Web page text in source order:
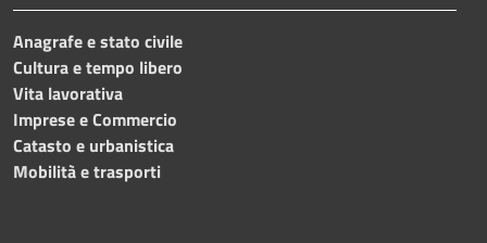
Anagrafe e stato civile
Cultura e tempo libero
Vita lavorativa
Imprese e Commercio
Catasto e urbanistica
Mobilità e trasporti